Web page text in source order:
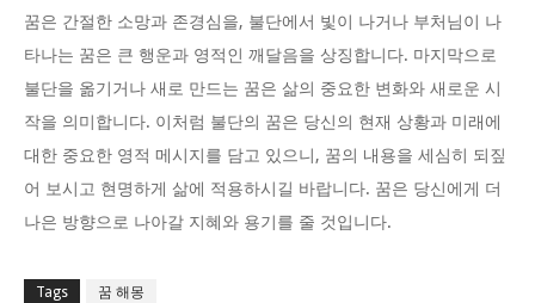
꿈은 간절한 소망과 존경심을, 불단에서 빛이 나거나 부처님이 나
타나는 꿈은 큰 행운과 영적인 깨달음을 상징합니다. 마지막으로
불단을 옮기거나 새로 만드는 꿈은 삶의 중요한 변화와 새로운 시
작을 의미합니다. 이처럼 불단의 꿈은 당신의 현재 상황과 미래에
대한 중요한 영적 메시지를 담고 있으니, 꿈의 내용을 세심히 되짚
어 보시고 현명하게 삶에 적용하시길 바랍니다. 꿈은 당신에게 더
나은 방향으로 나아갈 지혜와 용기를 줄 것입니다.
Tags 꿈 해몽